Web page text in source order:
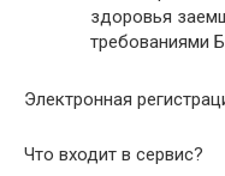
здоровья
требованиями
Электронная
Что входит в сервис?